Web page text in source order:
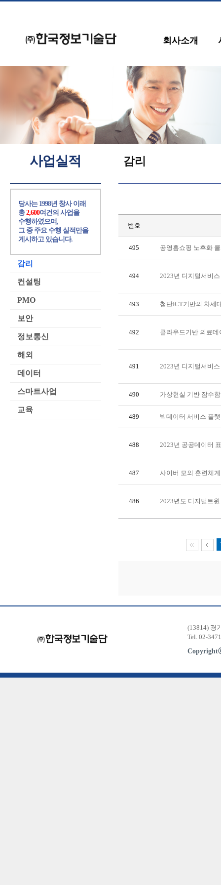
회사소개
감리
번호
495 공영홈쇼핑 노후화
494 2023년 디지털서비
493 첨단ICT기반의 차세
492 클라우드기반 의료
491 2023년 디지털서비
490 가상현실 기반 잠수
489 빅데이터 서비스 플
488 2023년 공공데이터
487 사이버 모의 훈련체
486 2023년도 디지털트
사업실적
당사는 1998년 창사 이래
총2,600여건의 사업을
수행하였으며,
그 중 주요 수행 실적만을
게시하고 있습니다.
감리
컨설팅
PMO
보안
정보통신
해외
데이터
스마트사업
교육
(13814) 경
Tel. 02-